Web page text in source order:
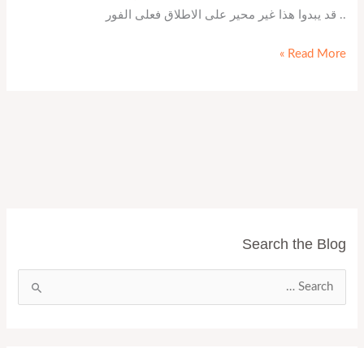
.. قد يبدوا هذا غير محير على الاطلاق فعلى الفور
Read More »
Search the Blog